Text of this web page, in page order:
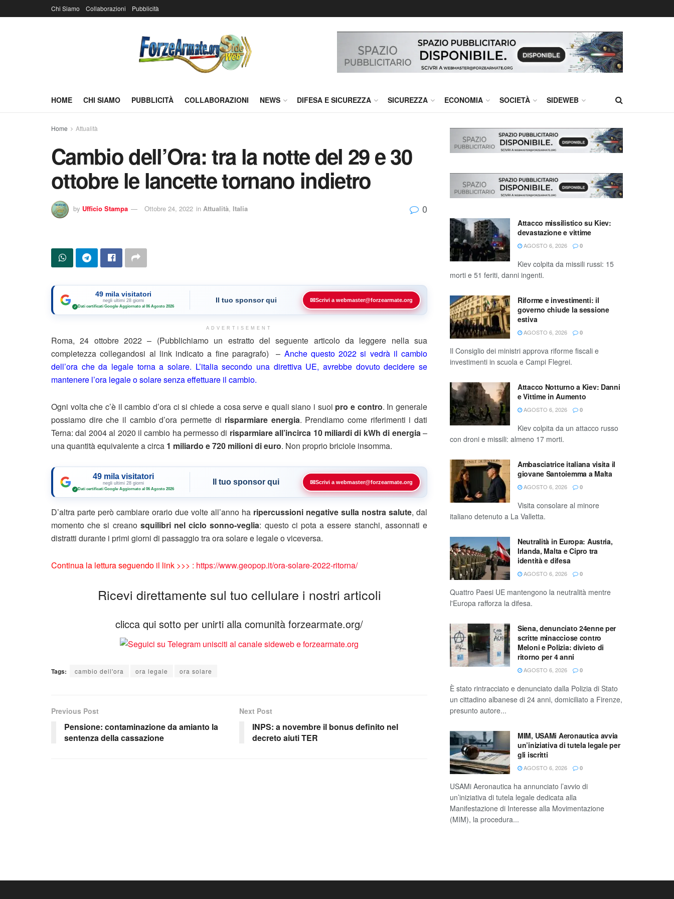
Chi Siamo Collaborazioni Pubblicità
HOME CHI SIAMO PUBBLICITÀ COLLABORAZIONI NEWS DIFESA E SICUREZZA SICUREZZA ECONOMIA SOCIETÀ SIDEWEB
Home Attualità
Cambio dell’Ora: tra la notte del 29 e 30
ottobre le lancette tornano indietro
by Ufficio Stampa Ottobre 24, 2022 in Attualità, Italia 0
49 mila visitatori
negli ultimi 28 giorni
✓ Dati certificati Google·Aggiornato al 06 Agosto 2026
Il tuo sponsor qui ✉Scrivi a webmaster@forzearmate.org
ADVERTISEMENT
Roma, 24 ottobre 2022 – (Pubblichiamo un estratto del seguente articolo da leggere nella sua
completezza collegandosi al link indicato a fine paragrafo) – Anche questo 2022 si vedrà il cambio
dell’ora che da legale torna a solare. L’italia secondo una direttiva UE, avrebbe dovuto decidere se
mantenere l’ora legale o solare senza effettuare il cambio.
Ogni volta che c’è il cambio d’ora ci si chiede a cosa serve e quali siano i suoi pro e contro. In generale
possiamo dire che il cambio d’ora permette di risparmiare energia. Prendiamo come riferimenti i dati
Terna: dal 2004 al 2020 il cambio ha permesso di risparmiare all’incirca 10 miliardi di kWh di energia–
una quantità equivalente a circa 1 miliardo e 720 milioni di euro. Non proprio briciole insomma.
49 mila visitatori
negli ultimi 28 giorni
✓ Dati certificati Google·Aggiornato al 06 Agosto 2026
Il tuo sponsor qui ✉Scrivi a webmaster@forzearmate.org
D’altra parte però cambiare orario due volte all’anno ha ripercussioni negative sulla nostra salute, dal
momento che si creano squilibri nel ciclo sonno-veglia: questo ci pota a essere stanchi, assonnati e
distratti durante i primi giorni di passaggio tra ora solare e legale o viceversa.
Continua la lettura seguendo il link >>> : https://www.geopop.it/ora-solare-2022-ritorna/
Ricevi direttamente sul tuo cellulare i nostri articoli
clicca qui sotto per unirti alla comunità forzearmate.org/
Tags: cambio dell'ora ora legale ora solare
Previous Post
Pensione: contaminazione da amianto la
sentenza della cassazione
Next Post
INPS: a novembre il bonus definito nel
decreto aiuti TER
Attacco missilistico su Kiev:
devastazione e vittime
AGOSTO 6, 2026 0
Kiev colpita da missili russi: 15
morti e 51 feriti, danni ingenti.
Riforme e investimenti: il
governo chiude la sessione
estiva
AGOSTO 6, 2026 0
Il Consiglio dei ministri approva riforme fiscali e
investimenti in scuola e Campi Flegrei.
Attacco Notturno a Kiev: Danni
e Vittime in Aumento
AGOSTO 6, 2026 0
Kiev colpita da un attacco russo
con droni e missili: almeno 17 morti.
Ambasciatrice italiana visita il
giovane Santoiemma a Malta
AGOSTO 6, 2026 0
Visita consolare al minore
italiano detenuto a La Valletta.
Neutralità in Europa: Austria,
Irlanda, Malta e Cipro tra
identità e difesa
AGOSTO 6, 2026 0
Quattro Paesi UE mantengono la neutralità mentre
l'Europa rafforza la difesa.
Siena, denunciato 24enne per
scritte minacciose contro
Meloni e Polizia: divieto di
ritorno per 4 anni
AGOSTO 6, 2026 0
È stato rintracciato e denunciato dalla Polizia di Stato
un cittadino albanese di 24 anni, domiciliato a Firenze,
presunto autore...
MIM, USAMi Aeronautica avvia
un’iniziativa di tutela legale per
gli iscritti
AGOSTO 6, 2026 0
USAMi Aeronautica ha annunciato l’avvio di
un’iniziativa di tutela legale dedicata alla
Manifestazione di Interesse alla Movimentazione
(MIM), la procedura...